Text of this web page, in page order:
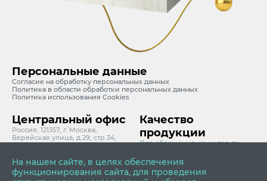
Персональные данные
Согласие на обработку персональных данных
Политика в области обработки персональных данных
Политика использования Cookies
Центральный офис
Россия, 121357, г. Москва,
Верейская улица, д.29, стр.34,
info@cemros.ru
8 800 700 6363
Качество
продукции
Для обращения клиентов по
качества продукции
quality@cemros.ru
На нашем сайте, в целях обеспечения
функционирования сайта, для проведения